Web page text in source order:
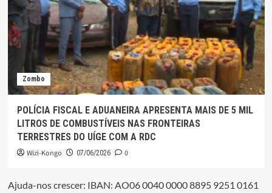
Zombo
POLÍCIA FISCAL E ADUANEIRA APRESENTA MAIS DE 5 MIL
LITROS DE COMBUSTÍVEIS NAS FRONTEIRAS
TERRESTRES DO UÍGE COM A RDC
Wizi-Kongo 07/06/2026 0
Ajuda-nos crescer: IBAN: AO06 0040 0000 8895 9251 0161